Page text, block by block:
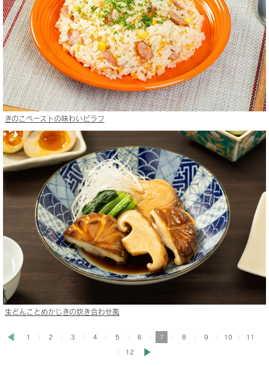
きのこペーストの味わいピラフ
生どんことめかじきの炊き合わせ風
1 2 3 4 5 6 7 8 9 10 11
12